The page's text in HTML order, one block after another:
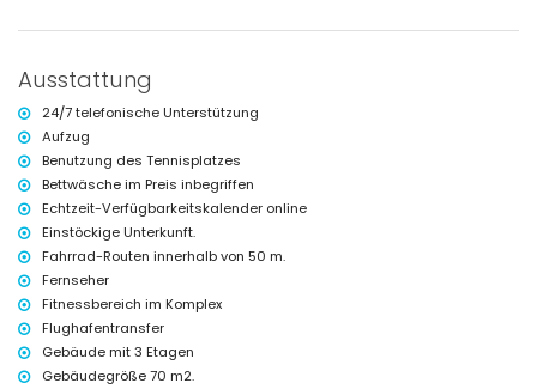
nächster Strand innerhalb von 500 Metern vom Apartment
Apartment)
nächster Flughafen: Almeria/Murcia (innerhalb von 100 Kilometern
vom Apartment)
zweiter nächster Flughafen: Alicante (> 100 Kilometer)
öffentliche Verkehrsmittel in der Nähe: Bus innerhalb von 100 Metern
und Zug innerhalb von 15 Kilometern
Rauchen nicht erlaubt
Haustiere sind nicht erlaubt
Das Gebäude, in dem sich die Unterkunft befindet, hat einen Aufzug.
Die Unterkunft eignet sich sehr gut für Familien mit Kindern,
Fotoshootings und Yoga-Sitzungen.
Private Einrichtungen und Dienstleistungen im Mietpreis
enthalten
Ausstattung
24/7 telefonische Unterstützung
Aufzug
Benutzung des Tennisplatzes
Bettwäsche im Preis inbegriffen
Echtzeit-Verfügbarkeitskalender online
Einstöckige Unterkunft.
Fahrrad-Routen innerhalb von 50 m.
Fernseher
Fitnessbereich im Komplex
Flughafentransfer
Gebäude mit 3 Etagen
Gebäudegröße 70 m2.